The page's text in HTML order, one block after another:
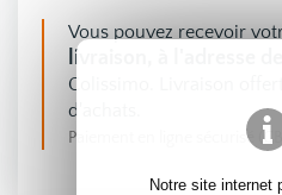
Notre site internet
Vous pouvez recevoir
livraison, à l'adresse
Colissimo. Livraison
d'achats.
Paiement en ligne sécurisé